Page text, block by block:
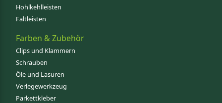
Hohlkehlleisten
Faltleisten
Farben & Zubehör
Clips und Klammern
Schrauben
Öle und Lasuren
Verlegewerkzeug
Parkettkleber